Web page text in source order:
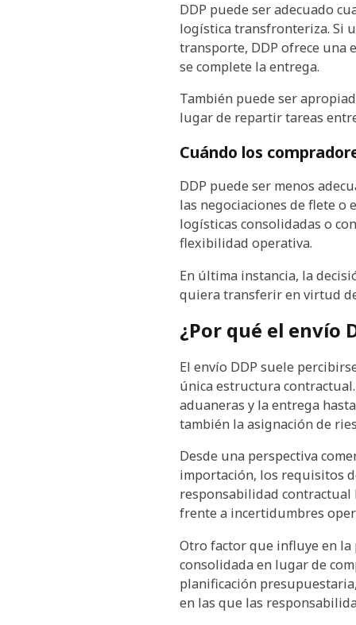
DDP puede ser adecuado
logística transfronteriza. Si
transporte, DDP ofrece una
se complete la entrega.
También puede ser
lugar de repartir tareas
Cuándo los
DDP puede ser menos
las negociaciones de flete o
logísticas consolidadas o
flexibilidad operativa.
En última instancia, la
quiera transferir en virtud
¿Por qué el envío
El envío DDP suele
única estructura
aduaneras y la entrega
también la asignación de
Desde una perspectiva
importación, los requisitos
responsabilidad contractual
frente a incertidumbres
Otro factor que influye en la
consolidada en lugar de
planificación
en las que las